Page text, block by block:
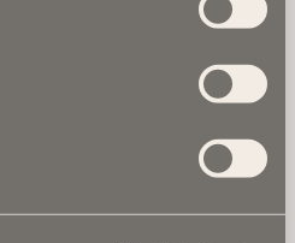
Julkaisemme uusimmat